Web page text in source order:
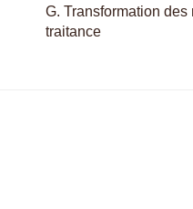
G. Transformation des
traitance